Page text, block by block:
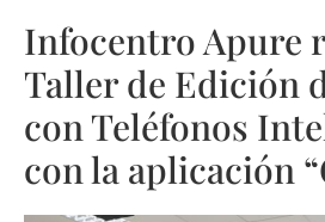
Infocentro Apure
Taller de Edición
con Teléfonos
con la aplicación